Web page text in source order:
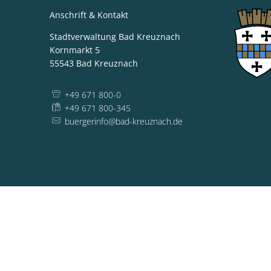
Anschrift & Kontakt
Stadtverwaltung Bad Kreuznach
Kornmarkt 5
55543 Bad Kreuznach
+49 671 800-0
+49 671 800-345
buergerinfo@bad-kreuznach.de